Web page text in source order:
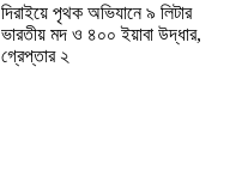
দিরাইয়ে পৃথক অভিযানে ৯ লিটার
ভারতীয় মদ ও ৪০০ ইয়াবা উদ্ধার,
গ্রেপ্তার ২